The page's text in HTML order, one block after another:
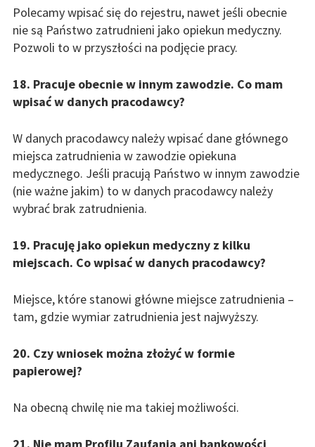
Polecamy wpisać się do rejestru, nawet jeśli obecnie
nie są Państwo zatrudnieni jako opiekun medyczny.
Pozwoli to w przyszłości na podjęcie pracy.
18. Pracuje obecnie w innym zawodzie. Co mam
wpisać w danych pracodawcy?
W danych pracodawcy należy wpisać dane głównego
miejsca zatrudnienia w zawodzie opiekuna
medycznego. Jeśli pracują Państwo w innym zawodzie
(nie ważne jakim) to w danych pracodawcy należy
wybrać brak zatrudnienia.
19. Pracuję jako opiekun medyczny z kilku
miejscach. Co wpisać w danych pracodawcy?
Miejsce, które stanowi główne miejsce zatrudnienia –
tam, gdzie wymiar zatrudnienia jest najwyższy.
20. Czy wniosek można złożyć w formie
papierowej?
Na obecną chwilę nie ma takiej możliwości.